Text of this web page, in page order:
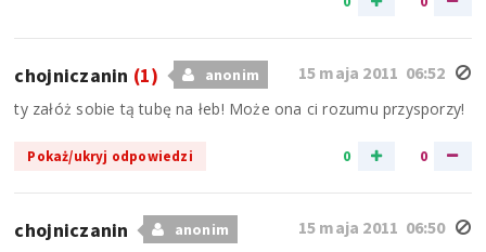
15 maja 2011 06:52
chojniczanin (1) anonim
ty załóż sobie tą tubę na łeb! Może ona ci rozumu przysporzy!
0 0
Pokaż/ukryj odpowiedzi
15 maja 2011 06:50
chojniczanin anonim